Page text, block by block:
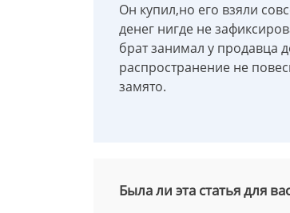
Он купил,но его взяли
денег нигде не
брат занимал у продавца
распространение не
замято.
Была ли эта статья для